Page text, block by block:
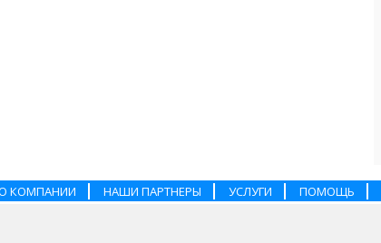
КОМПАНИИ НАШИ ПАРТНЕРЫ УСЛУГИ ПОМОЩЬ